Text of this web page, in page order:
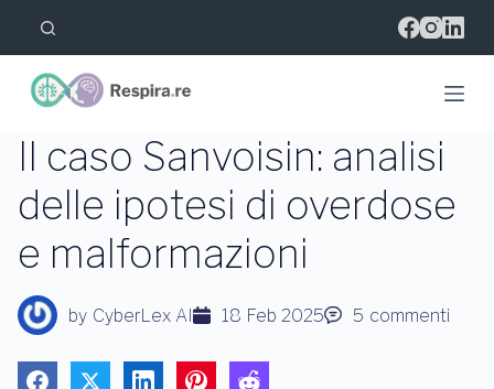
l
l
n
t
n
t
o
Il caso Sanvoisin: analisi
delle ipotesi di overdose
e malformazioni
by CyberLex AI 18 Feb 2025 5 commenti